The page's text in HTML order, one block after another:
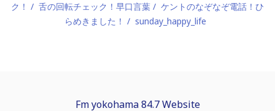
ク！
舌の回転チェック！早口言葉
ケントのなぞなぞ電話！ひ
らめきました！
sunday_happy_life
Fm yokohama 84.7 Website